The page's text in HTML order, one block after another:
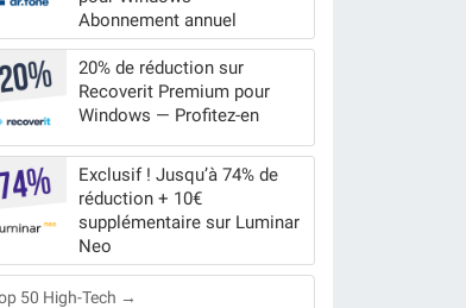
Abonnement annuel
20% de réduction sur
Recoverit Premium pour
Windows — Profitez-en
Exclusif ! Jusqu’à 74% de
réduction + 10€
supplémentaire sur Luminar
Neo
50 High-Tech →